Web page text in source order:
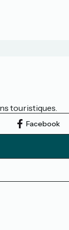
touristiques.
Facebook